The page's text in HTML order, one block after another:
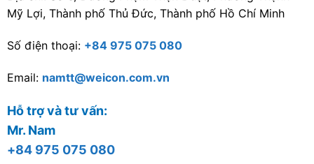
Mỹ Lợi, Thành phố Thủ Đức, Thành phố Hồ Chí Minh
Số điện thoại: +84 975 075 080
Email: namtt@weicon.com.vn
Hỗ trợ và tư vấn:
Mr. Nam
+84 975 075 080